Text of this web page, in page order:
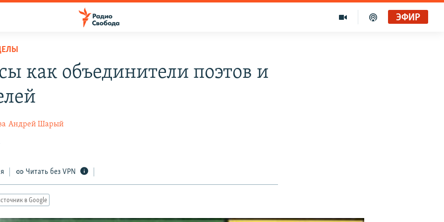
ЭФИР
как объединители поэтов и
Андрей Шарый
Читать без VPN
в Google